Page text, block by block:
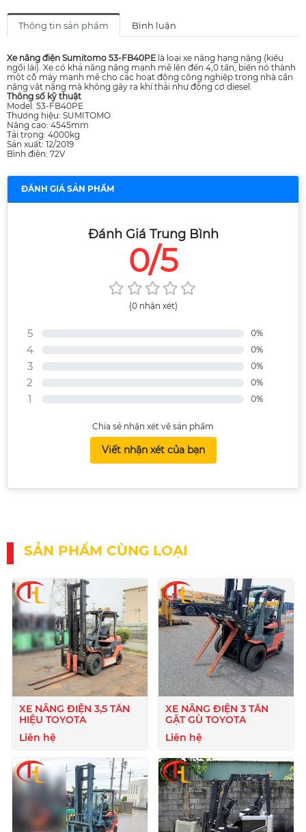
Thông tin sản phẩm Bình luận
Xe nâng điện Sumitomo 53-FB40PE là loại xe nâng hạng nặng (kiểu
ngồi lái). Xe có khả năng nâng mạnh mẽ lên đến 4,0 tấn, biến nó thành
một cỗ máy mạnh mẽ cho các hoạt động công nghiệp trong nhà cần
nâng vật nặng mà không gây ra khí thải như động cơ diesel.
Thông số kỹ thuật
Model: 53-FB40PE
Thương hiệu: SUMITOMO
Nâng cao: 4545mm
Tải trọng: 4000kg
Sản xuất: 12/2019
Bình điện: 72V
ĐÁNH GIÁ SẢN PHẨM
Đánh Giá Trung Bình
0/5
(0 nhận xét)
5 0%
4 0%
3 0%
2 0%
1 0%
Chia sẻ nhận xét về sản phẩm
Viết nhận xét của bạn
SẢN PHẨM CÙNG LOẠI
XE NÂNG ĐIỆN 3,5 TẤN
HIỆU TOYOTA
Liên hệ
XE NÂNG ĐIỆN 3 TẤN
GẬT GÙ TOYOTA
Liên hệ